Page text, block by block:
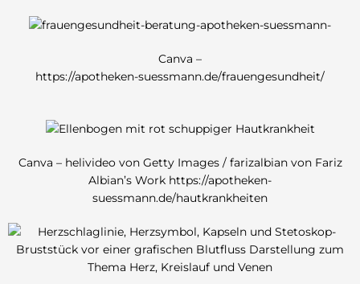
Canva –
https://apotheken-suessmann.de/frauengesundheit/
Canva – helivideo von Getty Images / farizalbian von Fariz
Albian’s Work https://apotheken-
suessmann.de/hautkrankheiten